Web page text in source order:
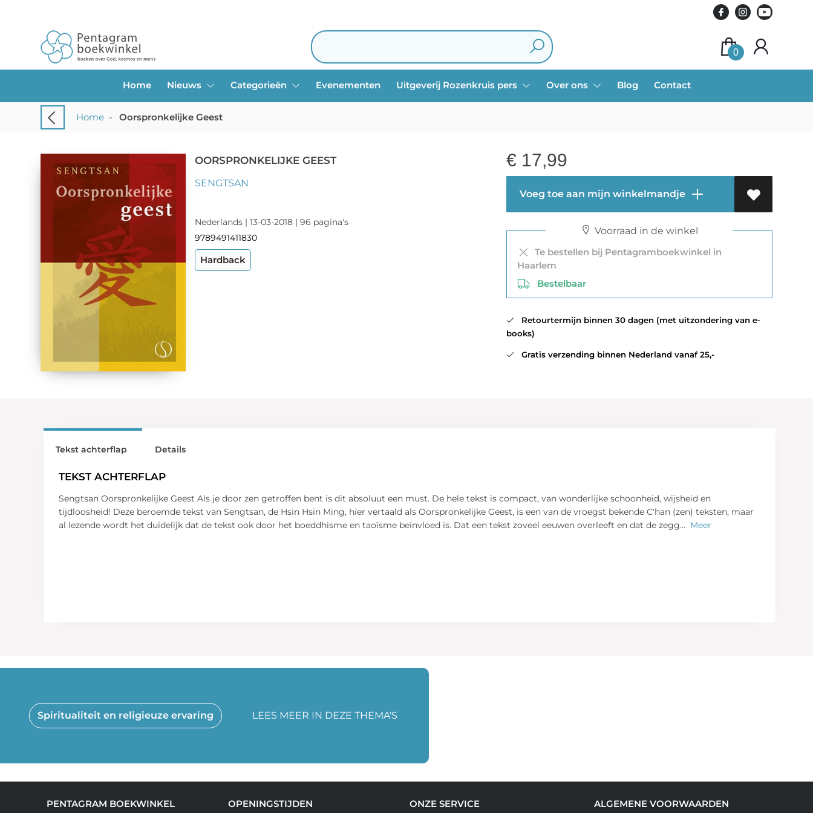
0
Home Nieuws Categorieën Evenementen Uitgeverij Rozenkruis pers Over ons Blog Contact
Home - Oorspronkelijke Geest
OORSPRONKELIJKE GEEST
SENGTSAN
Nederlands | 13-03-2018 | 96 pagina's
9789491411830
Hardback
€ 17,99
Voeg toe aan mijn winkelmandje
Voorraad in de winkel
Te bestellen bij Pentagramboekwinkel in
Haarlem
Bestelbaar
Retourtermijn binnen 30 dagen (met uitzondering van e-
books)
Gratis verzending binnen Nederland vanaf 25,-
Tekst achterflap
TEKST ACHTERFLAP
Sengtsan Oorspronkelijke Geest Als je door zen getroffen bent is dit absoluut een must. De hele tekst is compact, van wonderlijke schoonheid, wijsheid en
tijdloosheid! Deze beroemde tekst van Sengtsan, de Hsin Hsin Ming, hier vertaald als Oorspronkelijke Geest, is een van de vroegst bekende C'han (zen) teksten, maar
al lezende wordt het duidelijk dat de tekst ook door het boeddhisme en taoïsme beïnvloed is. Dat een tekst zoveel eeuwen overleeft en dat de zegg... Meer
Details
Spiritualiteit en religieuze ervaring LEES MEER IN DEZE THEMA'S
PENTAGRAM BOEKWINKEL OPENINGSTIJDEN ONZE SERVICE ALGEMENE VOORWAARDEN